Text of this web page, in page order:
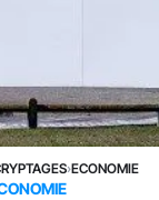
›ECONOMIE